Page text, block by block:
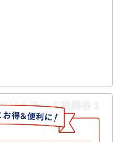
リミテッド祖師谷１